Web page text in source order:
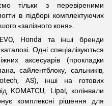
тільки з перевіреними
в підборі комплектуючих
«залізного коня».
Honda та інші бренди
Одні спеціалізуються
аксесуарів (прокладки
сайлентблоку, сальників,
AS), інші на готових
KOMATСU, Lipai, колінвали
комплексні рішення для